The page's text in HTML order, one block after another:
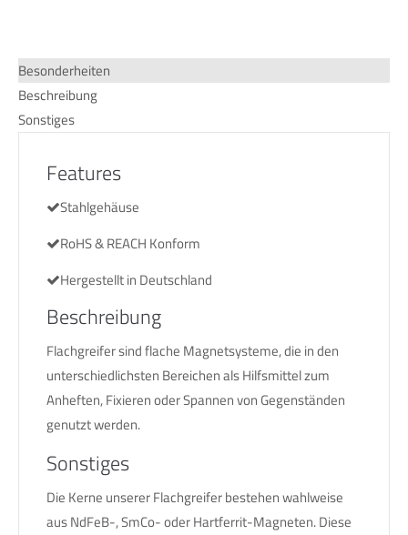
Besonderheiten
Beschreibung
Sonstiges
Features
Stahlgehäuse
RoHS & REACH Konform
Hergestellt in Deutschland
Beschreibung
Flachgreifer sind flache Magnetsysteme, die in den
unterschiedlichsten Bereichen als Hilfsmittel zum
Anheften, Fixieren oder Spannen von Gegenständen
genutzt werden.
Sonstiges
Die Kerne unserer Flachgreifer bestehen wahlweise
aus NdFeB-, SmCo- oder Hartferrit-Magneten. Diese